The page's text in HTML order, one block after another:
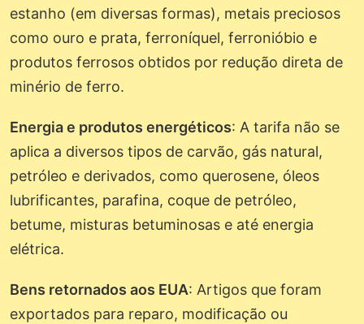
estanho (em diversas formas), metais preciosos
como ouro e prata, ferroníquel, ferronióbio e
produtos ferrosos obtidos por redução direta de
minério de ferro.
Energia e produtos energéticos: A tarifa não se
aplica a diversos tipos de carvão, gás natural,
petróleo e derivados, como querosene, óleos
lubrificantes, parafina, coque de petróleo,
betume, misturas betuminosas e até energia
elétrica.
Bens retornados aos EUA: Artigos que foram
exportados para reparo, modificação ou